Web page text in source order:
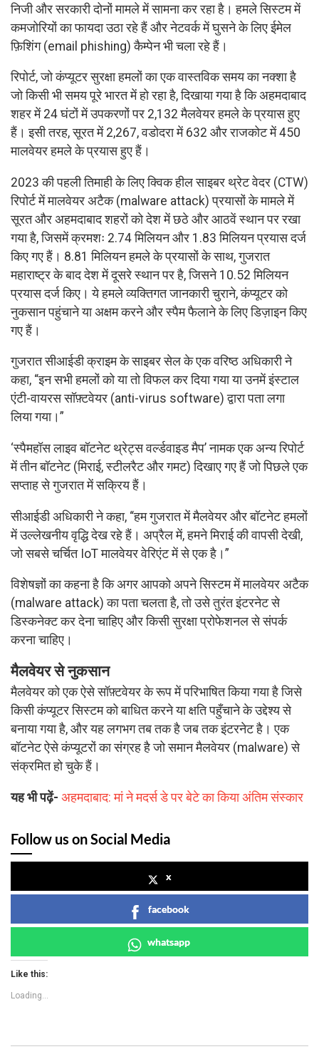
निजी और सरकारी दोनों मामले में सामना कर रहा है। हमले सिस्टम में
कमजोरियों का फायदा उठा रहे हैं और नेटवर्क में घुसने के लिए ईमेल
फ़िशिंग (email phishing) कैम्पेन भी चला रहे हैं।
रिपोर्ट, जो कंप्यूटर सुरक्षा हमलों का एक वास्तविक समय का नक्शा है
जो किसी भी समय पूरे भारत में हो रहा है, दिखाया गया है कि अहमदाबाद
शहर में 24 घंटों में उपकरणों पर 2,132 मैलवेयर हमले के प्रयास हुए
हैं। इसी तरह, सूरत में 2,267, वडोदरा में 632 और राजकोट में 450
मालवेयर हमले के प्रयास हुए हैं।
2023 की पहली तिमाही के लिए क्विक हील साइबर थ्रेट वेदर (CTW)
रिपोर्ट में मालवेयर अटैक (malware attack) प्रयासों के मामले में
सूरत और अहमदाबाद शहरों को देश में छठे और आठवें स्थान पर रखा
गया है, जिसमें क्रमशः 2.74 मिलियन और 1.83 मिलियन प्रयास दर्ज
किए गए हैं। 8.81 मिलियन हमले के प्रयासों के साथ, गुजरात
महाराष्ट्र के बाद देश में दूसरे स्थान पर है, जिसने 10.52 मिलियन
प्रयास दर्ज किए। ये हमले व्यक्तिगत जानकारी चुराने, कंप्यूटर को
नुकसान पहुंचाने या अक्षम करने और स्पैम फैलाने के लिए डिज़ाइन किए
गए हैं।
गुजरात सीआईडी क्राइम के साइबर सेल के एक वरिष्ठ अधिकारी ने
कहा, “इन सभी हमलों को या तो विफल कर दिया गया या उनमें इंस्टाल
एंटी-वायरस सॉफ़्टवेयर (anti-virus software) द्वारा पता लगा
लिया गया।”
‘स्पैमहॉस लाइव बॉटनेट थ्रेट्स वर्ल्डवाइड मैप’ नामक एक अन्य रिपोर्ट
में तीन बॉटनेट (मिराई, स्टीलरैट और गमट) दिखाए गए हैं जो पिछले एक
सप्ताह से गुजरात में सक्रिय हैं।
सीआईडी अधिकारी ने कहा, “हम गुजरात में मैलवेयर और बॉटनेट हमलों
में उल्लेखनीय वृद्धि देख रहे हैं। अप्रैल में, हमने मिराई की वापसी देखी,
जो सबसे चर्चित IoT मालवेयर वेरिएंट में से एक है।”
विशेषज्ञों का कहना है कि अगर आपको अपने सिस्टम में मालवेयर अटैक
(malware attack) का पता चलता है, तो उसे तुरंत इंटरनेट से
डिस्कनेक्ट कर देना चाहिए और किसी सुरक्षा प्रोफेशनल से संपर्क
करना चाहिए।
मैलवेयर से नुकसान
मैलवेयर को एक ऐसे सॉफ़्टवेयर के रूप में परिभाषित किया गया है जिसे
किसी कंप्यूटर सिस्टम को बाधित करने या क्षति पहुँचाने के उद्देश्य से
बनाया गया है, और यह लगभग तब तक है जब तक इंटरनेट है। एक
बॉटनेट ऐसे कंप्यूटरों का संग्रह है जो समान मैलवेयर (malware) से
संक्रमित हो चुके हैं।
यह भी पढ़ें- अहमदाबाद: मां ने मदर्स डे पर बेटे का किया अंतिम संस्कार
Follow us on Social Media
x
facebook
whatsapp
Like this:
Loading...